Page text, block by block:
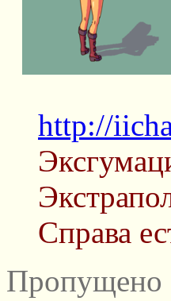
http://
Справа
Пропущено